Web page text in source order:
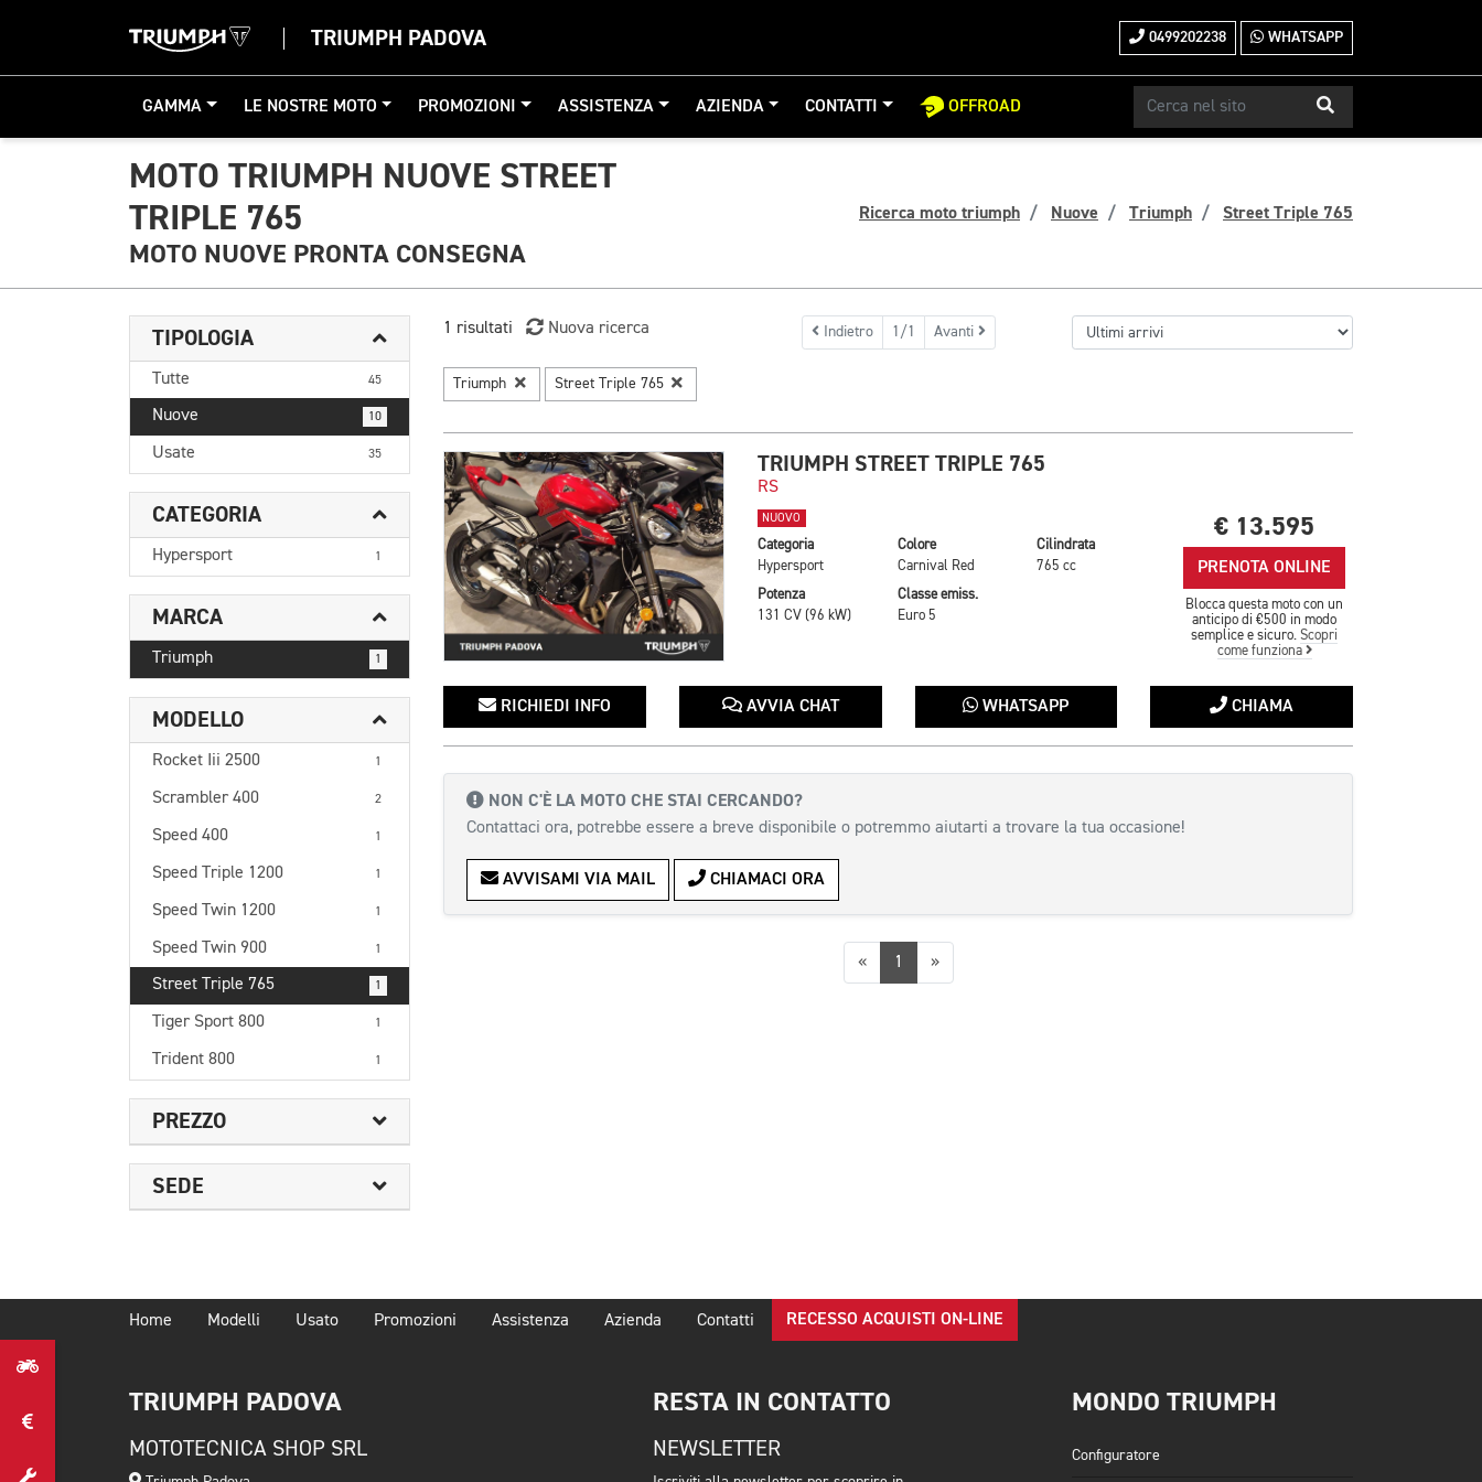
TRIUMPH PADOVA 0499202238 WHATSAPP
GAMMA LE NOSTRE MOTO PROMOZIONI ASSISTENZA AZIENDA CONTATTI OFFROAD
MOTO TRIUMPH NUOVE STREET
TRIPLE 765
MOTO NUOVE PRONTA CONSEGNA
Ricerca moto triumph Nuove Triumph Street Triple 765
TIPOLOGIA
Tutte 45
Nuove 10
Usate 35
CATEGORIA
Hypersport 1
MARCA
Triumph 1
MODELLO
Rocket Iii 2500 1
Scrambler 400 2
Speed 400 1
Speed Triple 1200 1
Speed Twin 1200 1
Speed Twin 900 1
Street Triple 765 1
Tiger Sport 800 1
Trident 800 1
PREZZO
SEDE
1 risultati Nuova ricerca Indietro 1/1 Avanti
Triumph Street Triple 765
TRIUMPH STREET TRIPLE 765
RS
NUOVO
Categoria
Hypersport
Colore
Carnival Red
Cilindrata
765 cc
Potenza
131 CV (96 kW)
Classe emiss.
Euro 5
€ 13.595
PRENOTA ONLINE
Blocca questa moto con un
anticipo di €500 in modo
semplice e sicuro.Scopri
come funziona
RICHIEDI INFO AVVIA CHAT WHATSAPP CHIAMA
NON C'È LA MOTO CHE STAI CERCANDO?
Contattaci ora, potrebbe essere a breve disponibile o potremmo aiutarti a trovare la tua occasione!
AVVISAMI VIA MAIL CHIAMACI ORA
«Precedente
1 »Successiva
Home Modelli Usato Promozioni Assistenza Azienda Contatti RECESSO ACQUISTI ON-LINE
TRIUMPH PADOVA
MOTOTECNICA SHOP SRL
RESTA IN CONTATTO
NEWSLETTER
MONDO TRIUMPH
Configuratore